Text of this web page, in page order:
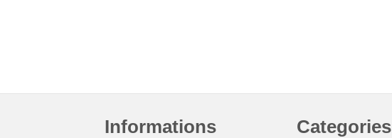
Informations Categories